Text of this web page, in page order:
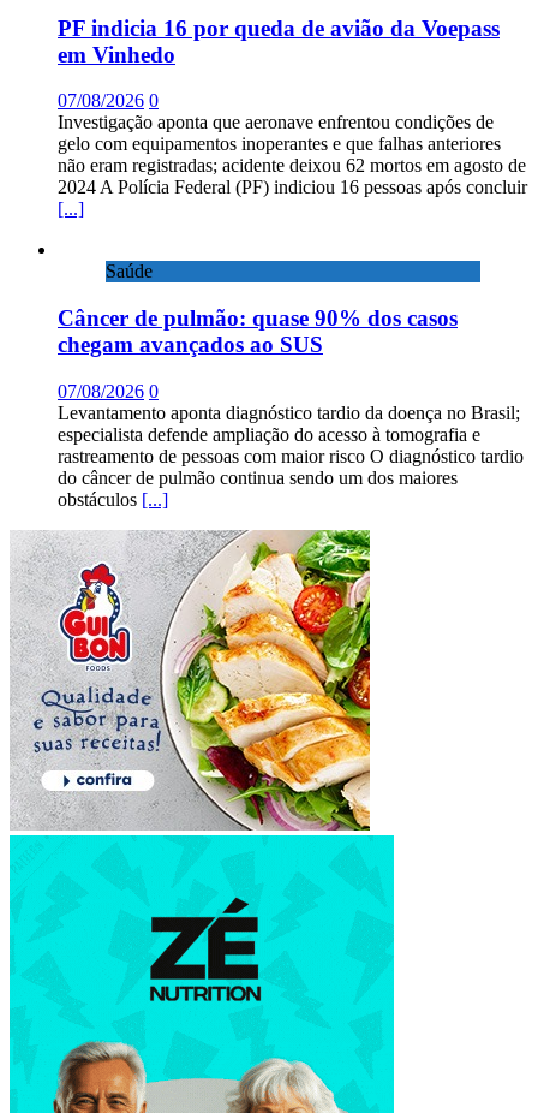
PF indicia 16 por queda de avião da Voepass
em Vinhedo
07/08/2026 0
Investigação aponta que aeronave enfrentou condições de
gelo com equipamentos inoperantes e que falhas anteriores
não eram registradas; acidente deixou 62 mortos em agosto de
2024 A Polícia Federal (PF) indiciou 16 pessoas após concluir
[...]
Saúde
Câncer de pulmão: quase 90% dos casos
chegam avançados ao SUS
07/08/2026 0
Levantamento aponta diagnóstico tardio da doença no Brasil;
especialista defende ampliação do acesso à tomografia e
rastreamento de pessoas com maior risco O diagnóstico tardio
do câncer de pulmão continua sendo um dos maiores
obstáculos [...]